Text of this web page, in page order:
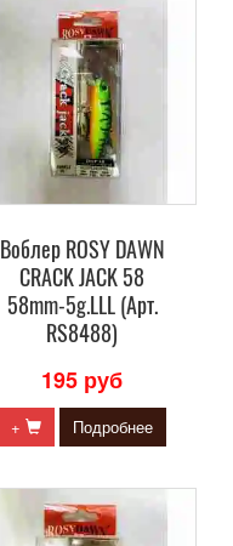
Воблер ROSY DAWN
CRACK JACK 58
58mm-5g.LLL (Арт.
RS8488)
195 руб
+ Подробнее